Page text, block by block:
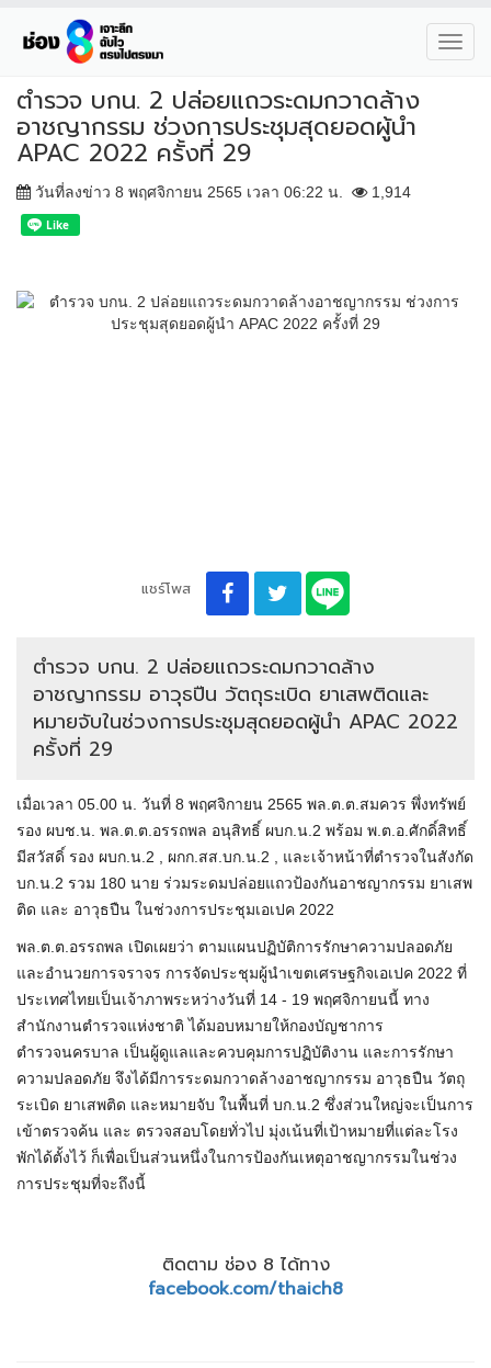
ตำรวจ บกน. 2 ปล่อยแถวระดมกวาดล้าง
อาชญากรรม ช่วงการประชุมสุดยอดผู้นำ
APAC 2022 ครั้งที่ 29
วันที่ลงข่าว 8 พฤศจิกายน 2565 เวลา 06:22 น. 1,914
แชร์โพส
ตำรวจ บกน. 2 ปล่อยแถวระดมกวาดล้าง
อาชญากรรม อาวุธปืน วัตถุระเบิด ยาเสพติดและ
หมายจับในช่วงการประชุมสุดยอดผู้นำ APAC 2022
ครั้งที่ 29
เมื่อเวลา 05.00 น. วันที่ 8 พฤศจิกายน 2565 พล.ต.ต.สมควร พึ่งทรัพย์
รอง ผบช.น. พล.ต.ต.อรรถพล อนุสิทธิ์ ผบก.น.2 พร้อม พ.ต.อ.ศักดิ์สิทธิ์
มีสวัสดิ์ รอง ผบก.น.2 , ผกก.สส.บก.น.2 , และเจ้าหน้าที่ตำรวจในสังกัด
บก.น.2 รวม 180 นาย ร่วมระดมปล่อยแถวป้องกันอาชญากรรม ยาเสพ
ติด และ อาวุธปืน ในช่วงการประชุมเอเปค 2022
พล.ต.ต.อรรถพล เปิดเผยว่า ตามแผนปฏิบัติการรักษาความปลอดภัย
และอำนวยการจราจร การจัดประชุมผู้นำเขตเศรษฐกิจเอเปค 2022 ที่
ประเทศไทยเป็นเจ้าภาพระหว่างวันที่ 14 - 19 พฤศจิกายนนี้ ทาง
สำนักงานตำรวจแห่งชาติ ได้มอบหมายให้กองบัญชาการ
ตำรวจนครบาล เป็นผู้ดูแลและควบคุมการปฏิบัติงาน และการรักษา
ความปลอดภัย จึงได้มีการระดมกวาดล้างอาชญากรรม อาวุธปืน วัตถุ
ระเบิด ยาเสพติด และหมายจับ ในพื้นที่ บก.น.2 ซึ่งส่วนใหญ่จะเป็นการ
เข้าตรวจค้น และ ตรวจสอบโดยทั่วไป มุ่งเน้นที่เป้าหมายที่แต่ละโรง
พักได้ตั้งไว้ ก็เพื่อเป็นส่วนหนึ่งในการป้องกันเหตุอาชญากรรมในช่วง
การประชุมที่จะถึงนี้
ติดตาม ช่อง 8 ได้ทาง
facebook.com/thaich8